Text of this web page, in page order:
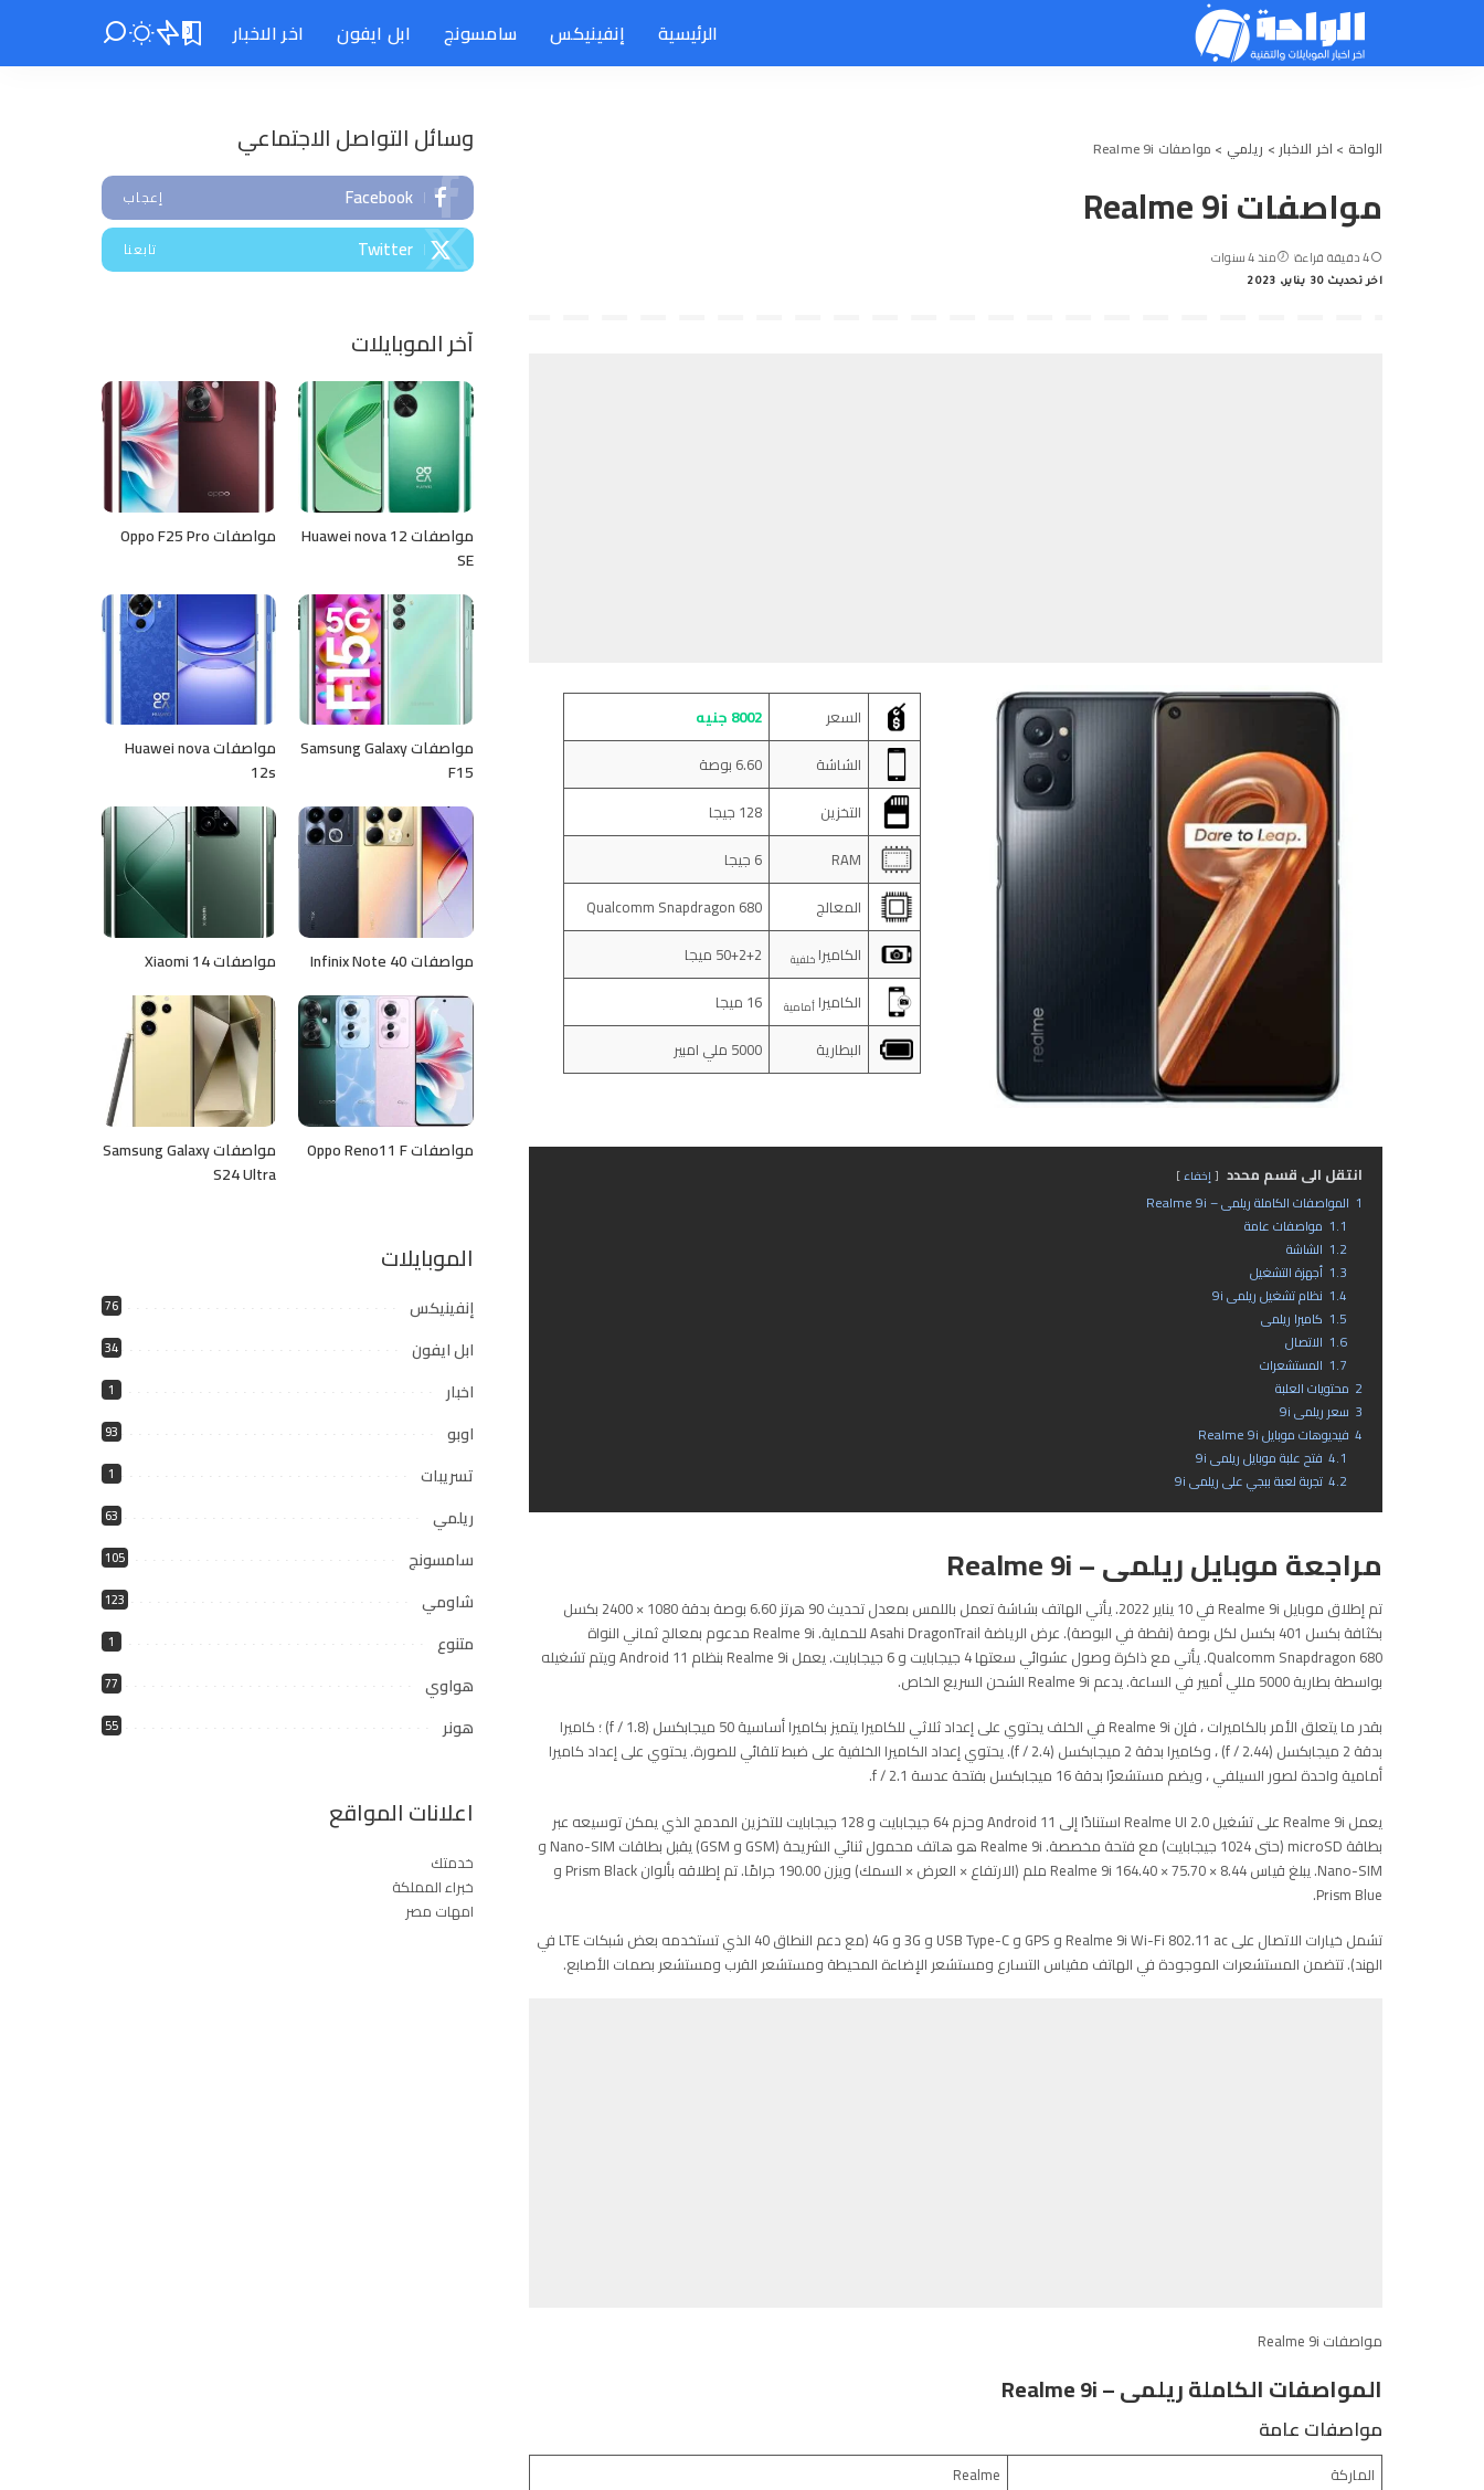
الرئيسية إنفينيكس سامسونج ابل ايفون اخر الاخبار 0
الواحة > اخر الاخبار > ريلمي > مواصفات Realme 9i
مواصفات Realme 9i
4 دقيقة قراءة منذ 4 سنوات
اخر تحديث 30 يناير، 2023
السعر
8002 جنيه
الشاشة
6.60 بوصة
التخزين
128 جيجا
RAM
6 جيجا
المعالج
Qualcomm Snapdragon 680
الكاميراخلفية
50+2+2 ميجا
الكاميراأمامية
16 ميجا
البطارية
5000 ملي امبير
انتقل الى قسم محدد إخفاء
1 المواصفات الكاملة ريلمى – Realme 9i
1.1 مواصفات عامة
1.2 الشاشة
1.3 أجهزة التشغيل
1.4 نظام تشغيل ريلمى 9i
1.5 كاميرا ريلمى
1.6 الاتصال
1.7 المستشعرات
2 محتويات العلبة
3 سعر ريلمى 9i
4 فيديوهات موبايل Realme 9i
4.1 فتح علبة موبايل ريلمى 9i
4.2 تجربة لعبة ببجي على ريلمى 9i
مراجعة موبايل ريلمى – Realme 9i
تم إطلاق موبايل Realme 9i في 10 يناير 2022. يأتي الهاتف بشاشة تعمل باللمس بمعدل تحديث 90 هرتز 6.60 بوصة بدقة 1080 × 2400 بكسل
بكثافة بكسل 401 بكسل لكل بوصة (نقطة في البوصة). عرض الرياضة Asahi DragonTrail للحماية. Realme 9i مدعوم بمعالج ثماني النواة
Qualcomm Snapdragon 680. يأتي مع ذاكرة وصول عشوائي سعتها 4 جيجابايت و 6 جيجابايت. يعمل Realme 9i بنظام Android 11 ويتم تشغيله
بواسطة بطارية 5000 مللي أمبير في الساعة. يدعم Realme 9i الشحن السريع الخاص.
بقدر ما يتعلق الأمر بالكاميرات ، فإن Realme 9i في الخلف يحتوي على إعداد ثلاثي للكاميرا يتميز بكاميرا أساسية 50 ميجابكسل (f / 1.8) ؛ كاميرا
بدقة 2 ميجابكسل (f / 2.44) ، وكاميرا بدقة 2 ميجابكسل (f / 2.4). يحتوي إعداد الكاميرا الخلفية على ضبط تلقائي للصورة. يحتوي على إعداد كاميرا
أمامية واحدة لصور السيلفي ، ويضم مستشعرًا بدقة 16 ميجابكسل بفتحة عدسة f / 2.1.
يعمل Realme 9i على تشغيل Realme UI 2.0 استنادًا إلى Android 11 وحزم 64 جيجابايت و 128 جيجابايت للتخزين المدمج الذي يمكن توسيعه عبر
بطاقة microSD (حتى 1024 جيجابايت) مع فتحة مخصصة. Realme 9i هو هاتف محمول ثنائي الشريحة (GSM و GSM) يقبل بطاقات Nano-SIM و
Nano-SIM. يبلغ قياس Realme 9i 164.40 × 75.70 × 8.44 ملم (الارتفاع × العرض × السمك) ويزن 190.00 جرامًا. تم إطلاقه بألوان Prism Black و
Prism Blue.
تشمل خيارات الاتصال على Realme 9i Wi-Fi 802.11 ac و GPS و USB Type-C و 3G و 4G (مع دعم النطاق 40 الذي تستخدمه بعض شبكات LTE في
الهند). تتضمن المستشعرات الموجودة في الهاتف مقياس التسارع ومستشعر الإضاءة المحيطة ومستشعر القرب ومستشعر بصمات الأصابع.
مواصفات Realme 9i
المواصفات الكاملة ريلمى – Realme 9i
مواصفات عامة
الماركة
Realme
وسائل التواصل الاجتماعي
Facebook إعجاب
Twitter تابعنا
آخر الموبايلات
مواصفات Huawei nova 12
SE
مواصفات Oppo F25 Pro
مواصفات Samsung Galaxy
F15
مواصفات Huawei nova
12s
مواصفات Infinix Note 40 مواصفات Xiaomi 14
مواصفات Oppo Reno11 F
مواصفات Samsung Galaxy
S24 Ultra
الموبايلات
إنفينيكس 76
ابل ايفون 34
اخبار 1
اوبو 93
تسريبات 1
ريلمي 63
سامسونج 105
شاومي 123
متنوع 1
هواوي 77
هونر 55
اعلانات المواقع
خدمتك
خبراء المملكة
امهات مصر